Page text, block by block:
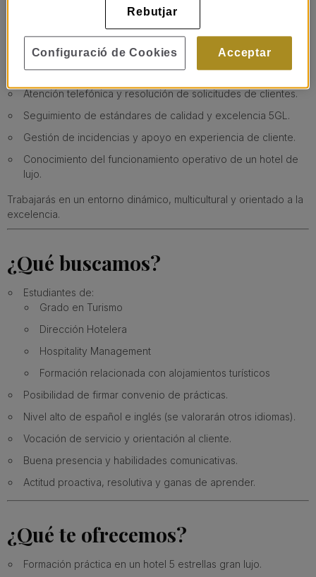
nacionales e internacionales.
Apoyo en procesos de check-in y check-out.
Gestión de reservas y coordinación con otros
departamentos.
Atención telefónica y resolución de solicitudes de clientes.
Seguimiento de estándares de calidad y excelencia 5GL.
Gestión de incidencias y apoyo en experiencia de cliente.
Conocimiento del funcionamiento operativo de un hotel de
lujo.
Trabajarás en un entorno dinámico, multicultural y orientado a la
excelencia.
¿Qué buscamos?
Estudiantes de:
Grado en Turismo
Dirección Hotelera
Hospitality Management
Formación relacionada con alojamientos turísticos
Posibilidad de firmar convenio de prácticas.
Nivel alto de español e inglés (se valorarán otros idiomas).
Vocación de servicio y orientación al cliente.
Buena presencia y habilidades comunicativas.
Actitud proactiva, resolutiva y ganas de aprender.
¿Qué te ofrecemos?
Formación práctica en un hotel 5 estrellas gran lujo.
Rebutjar
Acceptar
Configuració de Cookies